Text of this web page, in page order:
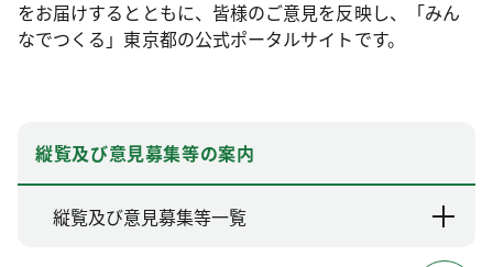
をお届けするとともに、皆様のご意見を反映し、「みん
なでつくる」東京都の公式ポータルサイトです。
縦覧及び意見募集等の案内
縦覧及び意見募集等一覧